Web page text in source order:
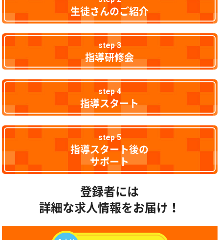
生徒さんのご紹介
step 3
指導研修会
step 4
指導スタート
step 5
指導スタート後の
サポート
登録者には
詳細な求人情報をお届け！